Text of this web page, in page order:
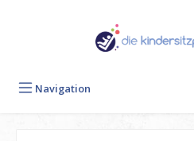
Navigation